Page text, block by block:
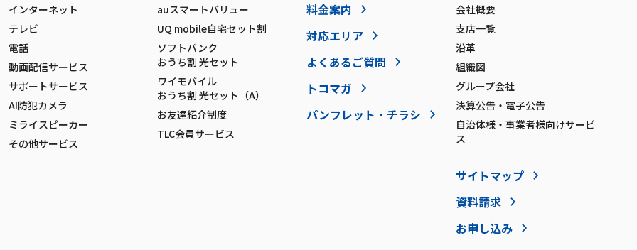
インターネット
テレビ
電話
動画配信サービス
サポートサービス
AI防犯カメラ
ミライスピーカー
その他サービス
auスマートバリュー
UQ mobile自宅セット割
ソフトバンク
おうち割 光セット
ワイモバイル
おうち割 光セット（A）
お友達紹介制度
TLC会員サービス
料金案内
対応エリア
よくあるご質問
トコマガ
パンフレット・チラシ
会社概要
支店一覧
沿革
組織図
グループ会社
決算公告・電子公告
自治体様・事業者様向けサービ
ス
サイトマップ
資料請求
お申し込み